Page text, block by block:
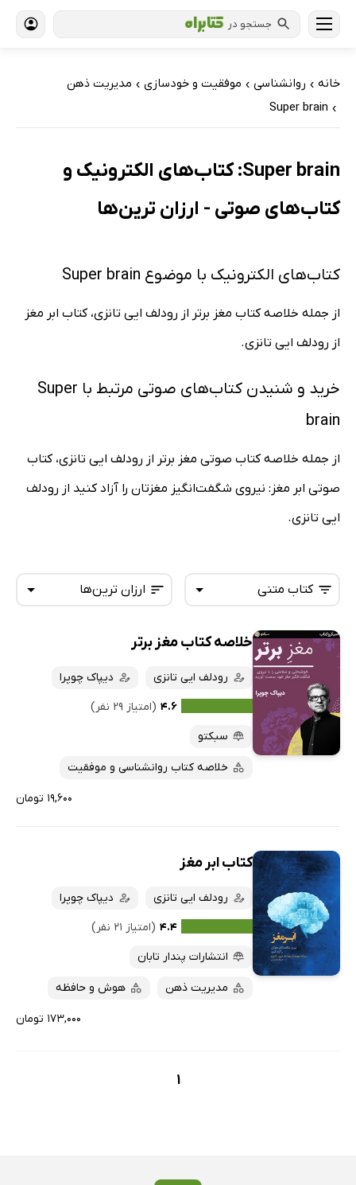
جستجو در
خانه › روانشناسی › موفقیت و خودسازی › مدیریت ذهن
›
Super brain
Super brain: کتاب‌های الکترونیک و
کتاب‌های صوتی - ارزان ترین‌ها
کتاب‌های الکترونیک با موضوع Super brain
از جمله خلاصه کتاب مغز برتر از رودلف ایی تانزی، کتاب ابر مغز
از رودلف ایی تانزی.
خرید و شنیدن کتاب‌های صوتی مرتبط با Super
brain
از جمله خلاصه کتاب صوتی مغز برتر از رودلف ایی تانزی، کتاب
صوتی ابر مغز: نیروی شگفت‌انگیز مغزتان را آزاد کنید از رودلف
ایی تانزی.
ارزان ترین‌ها
تازه‌ها
داغ‌ترین‌ها
پرفروش‌ها
ارزان ترین‌ها
کتاب متنی
همه کتاب‌ها
کتاب‌های صوتی
کتاب‌های متنی
خلاصه کتاب مغز برتر
رودلف ایی تانزی
دیپاک چوپرا
۴.۶ (امتیاز ۲۹ نفر)
سبکتو
خلاصه کتاب روانشناسی و موفقیت
۱۹,۶۰۰ تومان
کتاب ابر مغز
رودلف ایی تانزی
دیپاک چوپرا
۴.۴ (امتیاز ۲۱ نفر)
انتشارات پندار تابان
مدیریت ذهن هوش و حافظه
۱۷۳,۰۰۰ تومان
1